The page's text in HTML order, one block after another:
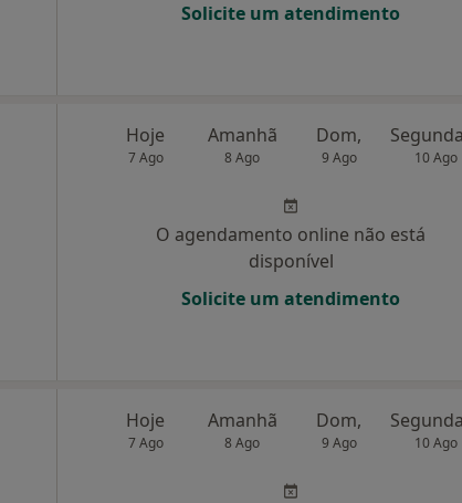
Solicite um atendimento
Hoje
7 Ago
Amanhã
8 Ago
Dom,
9 Ago 10 Ago
O agendamento online não está
disponível
Solicite um atendimento
Hoje
7 Ago
Amanhã
8 Ago
Dom,
9 Ago 10 Ago